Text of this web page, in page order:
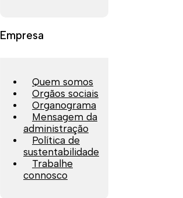
Empresa
Quem somos
Orgãos sociais
Organograma
Mensagem da
administração
Política de
sustentabilidade
Trabalhe
connosco